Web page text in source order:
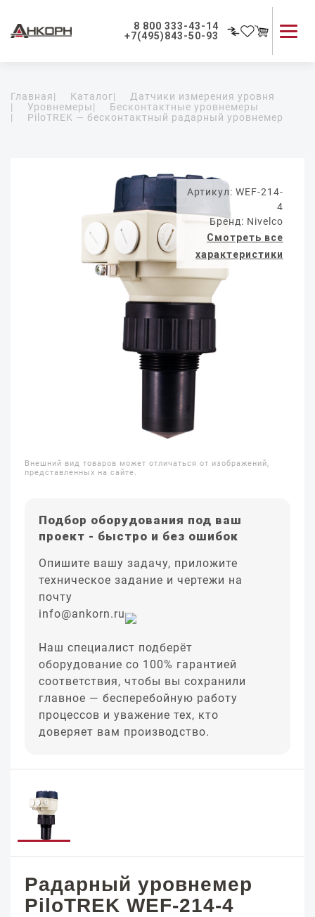
8 800 333-43-14
+7(495)843-50-93
Применение приборов
Как мы работаем
Главная| Каталог|
Датчики измерения уровня
|
Уровнемеры|
Бесконтактные уровнемеры
|
PiloTREK — бесконтактный радарный уровнемер
Артикул: WEF-214-
4
Бренд: Nivelco
Смотреть все
характеристики
Внешний вид товаров может отличаться от изображений,
представленных на сайте.
Подбор оборудования под ваш
проект - быстро и без ошибок
Опишите вашу задачу, приложите
техническое задание и чертежи на
почту
info@ankorn.ru
Наш специалист подберёт
оборудование со 100% гарантией
соответствия, чтобы вы сохранили
главное — бесперебойную работу
процессов и уважение тех, кто
доверяет вам производство.
Радарный уровнемер
PiloTREK WEF-214-4